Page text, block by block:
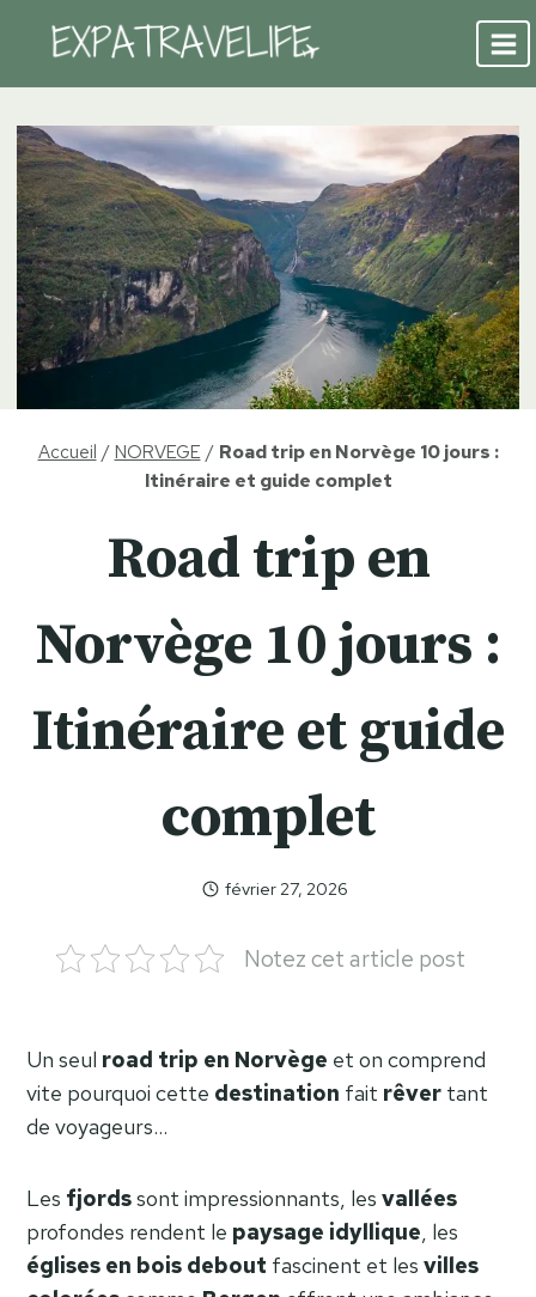
contenu
Accueil / NORVEGE / Road trip en Norvège 10 jours :
Itinéraire et guide complet
Road trip en
Norvège 10 jours :
Itinéraire et guide
complet
Celia
février 27, 2026
Notez cet article post
Un seul road trip en Norvège et on comprend
vite pourquoi cette destination fait rêver tant
de voyageurs…
Les fjordssont impressionnants, les vallées
profondes rendent le paysage idyllique, les
églises en bois debout fascinent et les villes